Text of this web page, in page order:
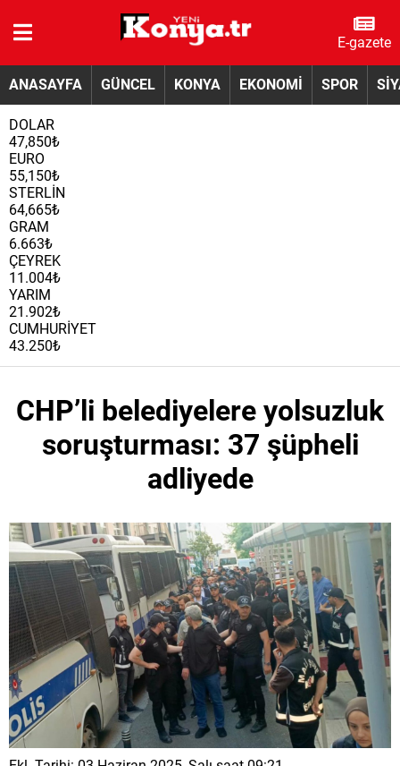
E-gazete
ANASAYFA GÜNCEL KONYA EKONOMİ SPOR
DOLAR
47,850₺
EURO
55,150₺
STERLİN
64,665₺
GRAM
6.663₺
ÇEYREK
11.004₺
YARIM
21.902₺
CUMHURİYET
43.250₺
CHP’li belediyelere yolsuzluk
soruşturması: 37 şüpheli
adliyede